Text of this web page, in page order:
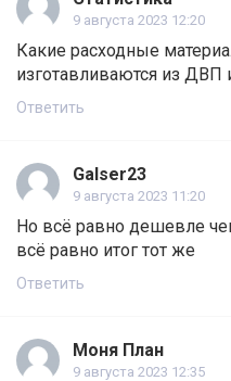
9 августа 2023 12:20
Какие расходные
изготавливаются из ДВП
Ответить
Galser23
9 августа 2023 11:20
Но всё равно дешевле
всё равно итог тот же
Ответить
Моня План
9 августа 2023 12:35